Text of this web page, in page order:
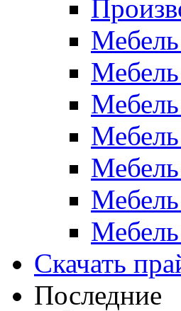
Скачать
Последние